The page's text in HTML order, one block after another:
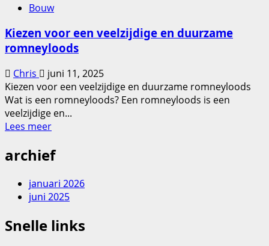
ultieme
voor
jouw
werktent
Bouw
Kiezen voor een veelzijdige en duurzame
romneyloods
Chris
juni 11, 2025
Kiezen voor een veelzijdige en duurzame romneyloods
Wat is een romneyloods? Een romneyloods is een
veelzijdige en...
Lees meerLees
over
voor
een
veelzijdige
en
duurzame
archief
januari 2026
juni 2025
Snelle links